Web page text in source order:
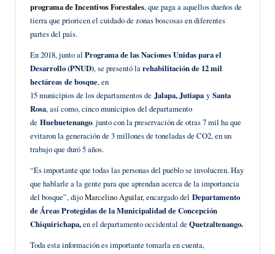
programa de Incentivos Forestales, que paga a aquellos dueños de
tierra que prioricen el cuidado de zonas boscosas en diferentes
partes del país.
En 2018, junto al Programa de las Naciones Unidas para el
Desarrollo (PNUD), se presentó larehabilitación de 12 mil
hectáreas de bosque, en
15 municipios de los departamentos de Jalapa, Jutiapa y Santa
Rosa, así como, cinco municipios del departamento
de Huehuetenango. junto con la preservación de otras 7 mil ha que
evitaron la generación de 3 millones de toneladas de CO2, en un
trabajo que duró 5 años.
“Es importante que todas las personas del pueblo se involucren. Hay
que hablarle a la gente para que aprendan acerca de la importancia
del bosque”, dijoMarcelino Aguilar, encargado del Departamento
de Áreas Protegidas de la Municipalidad de Concepción
Chiquirichapa,en el departamento occidental de Quetzaltenango.
Toda esta información es importante tomarla en cuenta,